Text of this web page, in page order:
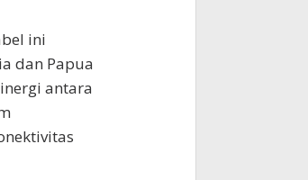
ini
dan Papua
antara